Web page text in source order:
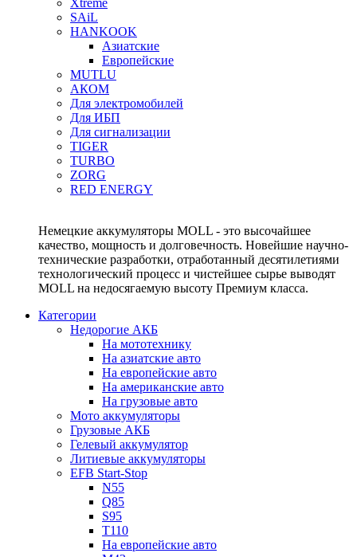
Xtreme
SAiL
HANKOOK
Азиатские
Европейские
MUTLU
АКОМ
Для электромобилей
Для ИБП
Для сигнализации
TIGER
TURBO
ZORG
RED ENERGY
Немецкие аккумуляторы MOLL - это высочайшее
качество, мощность и долговечность. Новейшие научно-
технические разработки, отработанный десятилетиями
технологический процесс и чистейшее сырье выводят
MOLL на недосягаемую высоту Премиум класса.
Категории
Недорогие АКБ
На мототехнику
На азиатские авто
На европейские авто
На американские авто
На грузовые авто
Мото аккумуляторы
Грузовые АКБ
Гелевый аккумулятор
Литиевые аккумуляторы
EFB Start-Stop
N55
Q85
S95
T110
На европейские авто